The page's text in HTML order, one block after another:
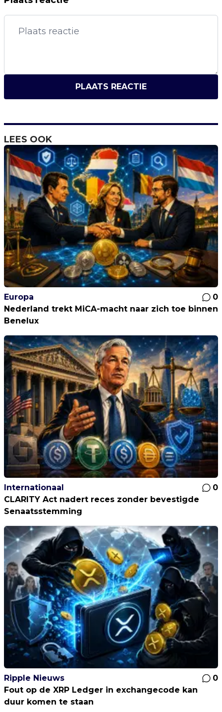
PLAATS REACTIE
LEES OOK
Europa
0
Nederland trekt MiCA-macht naar zich toe binnen
Benelux
Internationaal
0
CLARITY Act nadert reces zonder bevestigde
Senaatsstemming
Ripple Nieuws
0
Fout op de XRP Ledger in exchangecode kan
duur komen te staan